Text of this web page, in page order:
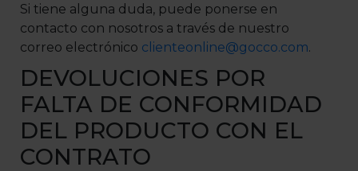
Si tiene alguna duda, puede ponerse en
contacto con nosotros a través de nuestro
correo electrónico clienteonline@gocco.com.
DEVOLUCIONES POR
FALTA DE CONFORMIDAD
DEL PRODUCTO CON EL
CONTRATO